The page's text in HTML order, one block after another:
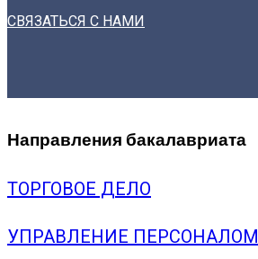
СВЯЗАТЬСЯ С НАМИ
Направления бакалавриата
ТОРГОВОЕ ДЕЛО
УПРАВЛЕНИЕ ПЕРСОНАЛОМ